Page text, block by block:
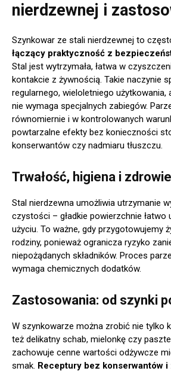
nierdzewnej i
Szynkowar ze stali nierdzewnej to
łączący praktyczność z
Stal jest wytrzymała, łatwa w
kontakcie z żywnością. Takie naczynie
regularnego, wieloletniego użytkowania,
nie wymaga specjalnych zabiegów.
równomiernie i w kontrolowanych
powtarzalne efekty bez konieczności
konserwantów czy nadmiaru tłuszczu.
Trwałość, higiena i zdrowie
Stal nierdzewna umożliwia utrzymanie
czystości – gładkie powierzchnie łatwo
użyciu. To ważne, gdy przygotowujemy
rodziny, ponieważ ogranicza ryzyko
niepożądanych składników. Proces
wymaga chemicznych dodatków.
Zastosowania: od szynki
W szynkowarze można zrobić nie tylko
też delikatny schab, mielonkę czy
zachowuje cenne wartości odżywcze
smak. Receptury bez konserwantów